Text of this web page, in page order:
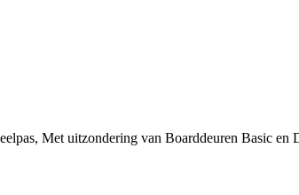
Met uitzondering van Boarddeuren Basic en